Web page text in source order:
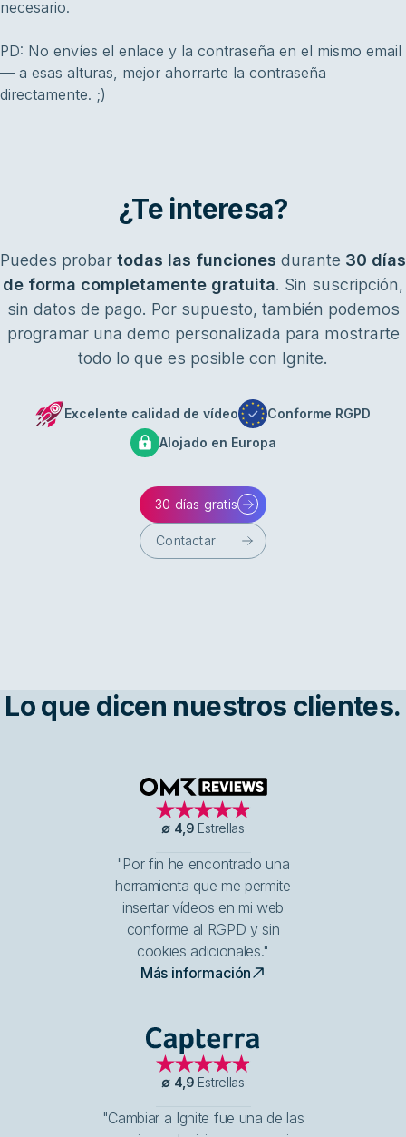
necesario.
PD: No envíes el enlace y la contraseña en el mismo email
— a esas alturas, mejor ahorrarte la contraseña
directamente. ;)
¿Te interesa?
Puedes probar todas las funciones durante 30 días
de forma completamente gratuita. Sin suscripción,
sin datos de pago. Por supuesto, también podemos
programar una demo personalizada para mostrarte
todo lo que es posible con Ignite.
Excelente calidad de vídeo
Conforme RGPD
Alojado en Europa
30 días gratis
Contactar
Lo que dicen nuestros clientes.
OMR Reviews
∅ 4,9 Estrellas
"Por fin he encontrado una
herramienta que me permite
insertar vídeos en mi web
conforme al RGPD y sin
cookies adicionales."
Más información
Capterra
∅ 4,9 Estrellas
"Cambiar a Ignite fue una de las